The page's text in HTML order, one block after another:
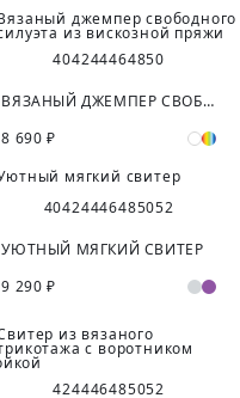
404244464850
ВЯЗАНЫЙ ДЖЕМПЕР СВОБОДНОГО СИЛУЭТА ИЗ ВИСКОЗНОЙ ПРЯЖИ
8 690 ₽
40424446485052
УЮТНЫЙ МЯГКИЙ СВИТЕР
9 290 ₽
424446485052